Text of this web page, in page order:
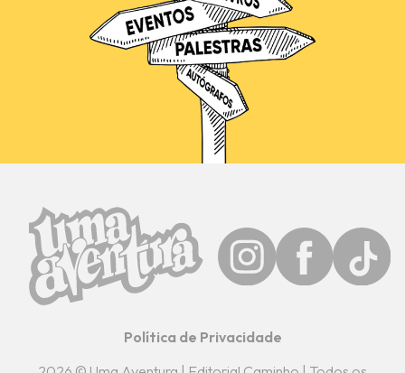
Política de Privacidade